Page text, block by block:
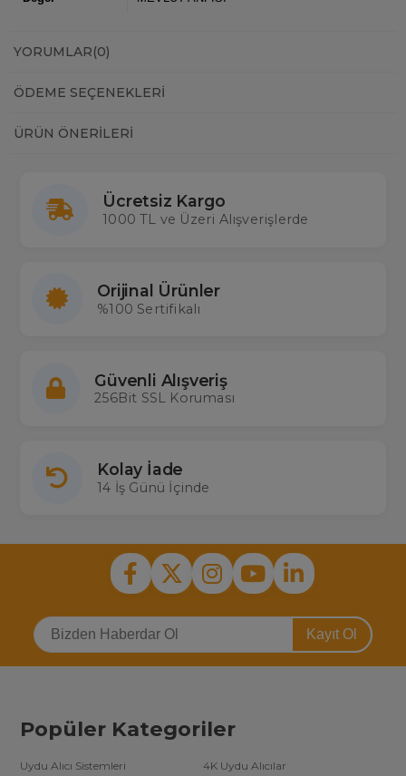
YORUMLAR(0)
ÖDEME SEÇENEKLERI
ÜRÜN ÖNERILERI
Ücretsiz Kargo
1000 TL ve Üzeri Alışverişlerde
Orijinal Ürünler
%100 Sertifikalı
Güvenli Alışveriş
256Bit SSL Koruması
Kolay İade
14 İş Günü İçinde
Kayıt Ol
Popüler Kategoriler
Uydu Alıcı Sistemleri
4K Uydu Alıcılar